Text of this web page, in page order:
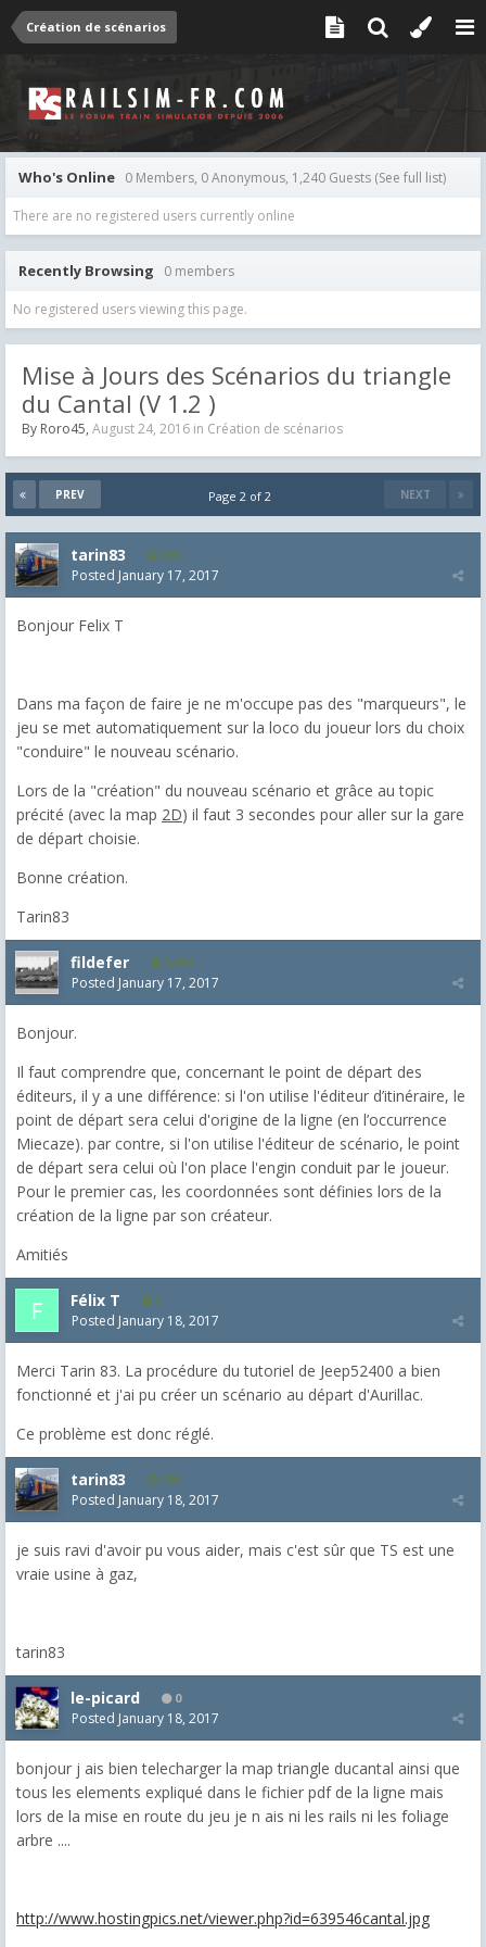
Création de scénarios
Who's Online 0 Members, 0 Anonymous, 1,240 Guests (See full list)
There are no registered users currently online
Recently Browsing 0 members
No registered users viewing this page.
Mise à Jours des Scénarios du triangle
du Cantal (V 1.2 )
By Roro45, August 24, 2016 in Création de scénarios
PREV NEXT
Page 2 of 2
tarin83 296
Posted January 17, 2017
Bonjour Felix T
Dans ma façon de faire je ne m'occupe pas des "marqueurs", le
jeu se met automatiquement sur la loco du joueur lors du choix
"conduire" le nouveau scénario.
Lors de la "création" du nouveau scénario et grâce au topic
précité (avec la map 2D) il faut 3 secondes pour aller sur la gare
de départ choisie.
Bonne création.
Tarin83
fildefer 1,604
Posted January 17, 2017
Bonjour.
Il faut comprendre que, concernant le point de départ des
éditeurs, il y a une différence: si l'on utilise l'éditeur d’itinéraire, le
point de départ sera celui d'origine de la ligne (en l’occurrence
Miecaze). par contre, si l'on utilise l'éditeur de scénario, le point
de départ sera celui où l'on place l'engin conduit par le joueur.
Pour le premier cas, les coordonnées sont définies lors de la
création de la ligne par son créateur.
Amitiés
Félix T 1
Posted January 18, 2017
Merci Tarin 83. La procédure du tutoriel de Jeep52400 a bien
fonctionné et j'ai pu créer un scénario au départ d'Aurillac.
Ce problème est donc réglé.
tarin83 296
Posted January 18, 2017
je suis ravi d'avoir pu vous aider, mais c'est sûr que TS est une
vraie usine à gaz,
tarin83
le-picard 0
Posted January 18, 2017
bonjour j ais bien telecharger la map triangle ducantal ainsi que
tous les elements expliqué dans le fichier pdf de la ligne mais
lors de la mise en route du jeu je n ais ni les rails ni les foliage
arbre ....
http://www.hostingpics.net/viewer.php?id=639546cantal.jpg